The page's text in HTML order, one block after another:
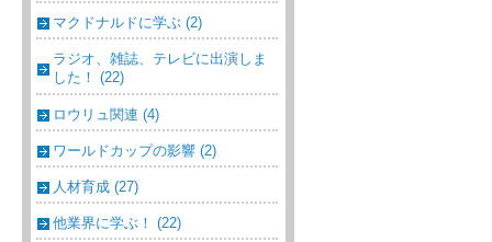
マクドナルドに学ぶ (2)
ラジオ、雑誌、テレビに出演しま
した！ (22)
ロウリュ関連 (4)
ワールドカップの影響 (2)
人材育成 (27)
他業界に学ぶ！ (22)